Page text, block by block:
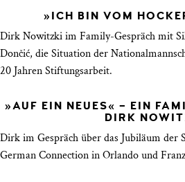
»ICH BIN VOM
Dirk Nowitzki im Family-Gespräch mit
Dončić, die Situation der
20 Jahren Stiftungsarbeit.
»AUF EIN NEUES« – EIN
DIRK
Dirk im Gespräch über das Jubiläum der
German Connection in Orlando und